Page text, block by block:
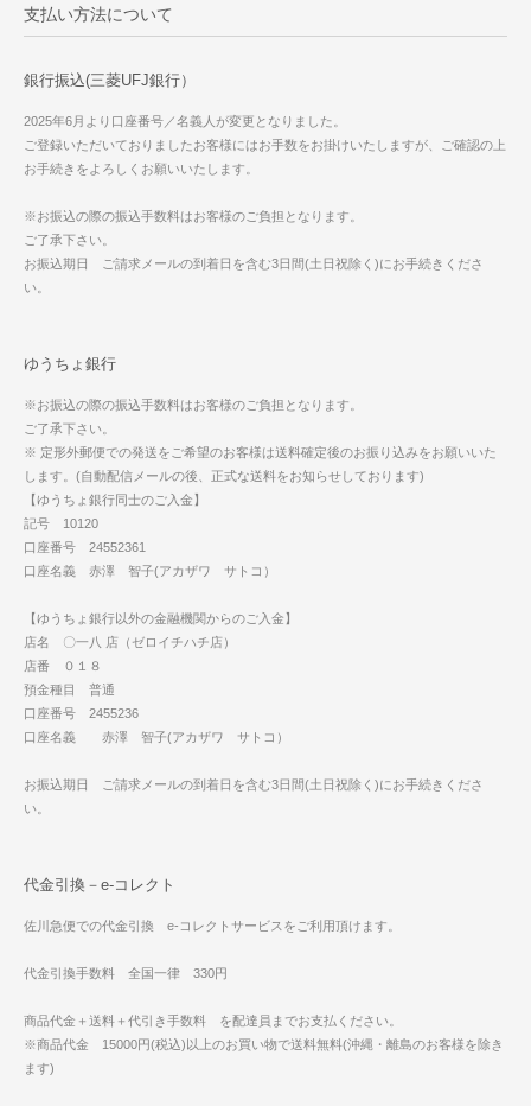
支払い方法について
銀行振込(三菱UFJ銀行）
2025年6月より口座番号／名義人が変更となりました。
ご登録いただいておりましたお客様にはお手数をお掛けいたしますが、ご確認の上
お手続きをよろしくお願いいたします。
※お振込の際の振込手数料はお客様のご負担となります。
ご了承下さい。
お振込期日 ご請求メールの到着日を含む3日間(土日祝除く)にお手続きくださ
い。
ゆうちょ銀行
※お振込の際の振込手数料はお客様のご負担となります。
ご了承下さい。
※ 定形外郵便での発送をご希望のお客様は送料確定後のお振り込みをお願いいた
します。(自動配信メールの後、正式な送料をお知らせしております)
【ゆうちょ銀行同士のご入金】
記号 10120
口座番号 24552361
口座名義 赤澤 智子(アカザワ サトコ）
【ゆうちょ銀行以外の金融機関からのご入金】
店名 〇一八 店（ゼロイチハチ店）
店番 ０１８
預金種目 普通
口座番号 2455236
口座名義 赤澤 智子(アカザワ サトコ）
お振込期日 ご請求メールの到着日を含む3日間(土日祝除く)にお手続きくださ
い。
代金引換－e-コレクト
佐川急便での代金引換 e-コレクトサービスをご利用頂けます。
代金引換手数料 全国一律 330円
商品代金＋送料＋代引き手数料 を配達員までお支払ください。
※商品代金 15000円(税込)以上のお買い物で送料無料(沖縄・離島のお客様を除き
ます)